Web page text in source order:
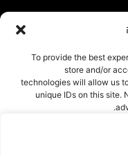
To provide the best
store and/or
technologies will allow us
unique IDs on this site.
074-
office@luxury-